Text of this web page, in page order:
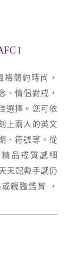
簡約時尚，
、情侶對戒，
選擇。您可依
上兩人的英文
、符號等。從
品戒質感細
天配戴手感仍
親臨鑑賞 ，